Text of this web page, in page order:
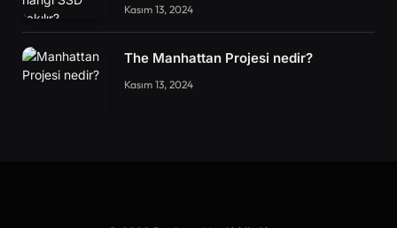
Kasım 13, 2024
The Manhattan Projesi nedir?
Kasım 13, 2024